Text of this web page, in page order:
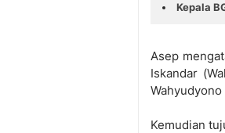
Kepala
Asep
Iskandar
Wahyudyono
Kemudian